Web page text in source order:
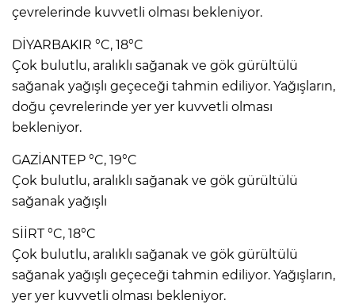
çevrelerinde kuvvetli olması bekleniyor.
DİYARBAKIR °C, 18°C
Çok bulutlu, aralıklı sağanak ve gök gürültülü
sağanak yağışlı geçeceği tahmin ediliyor. Yağışların,
doğu çevrelerinde yer yer kuvvetli olması
bekleniyor.
GAZİANTEP °C, 19°C
Çok bulutlu, aralıklı sağanak ve gök gürültülü
sağanak yağışlı
SİİRT °C, 18°C
Çok bulutlu, aralıklı sağanak ve gök gürültülü
sağanak yağışlı geçeceği tahmin ediliyor. Yağışların,
yer yer kuvvetli olması bekleniyor.